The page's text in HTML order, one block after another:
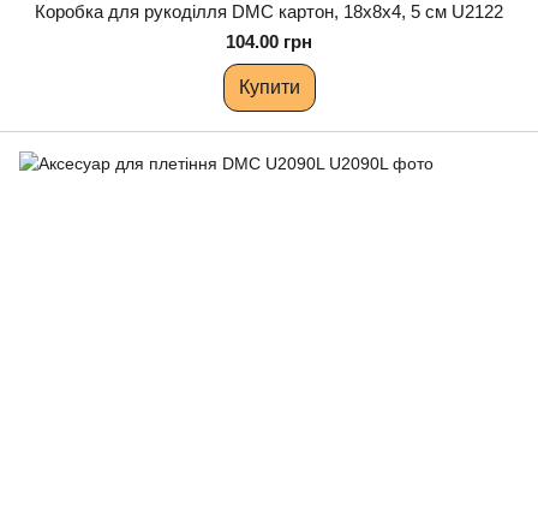
Коробка для рукоділля DMC картон, 18х8х4, 5 см U2122
104.00 грн
Купити